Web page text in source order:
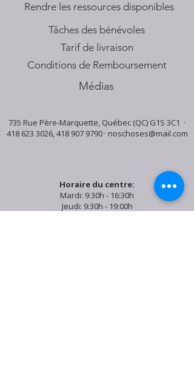
​Rendre les ressources disponibles
Tâches des bénévoles
Tarif de livraison
Conditions de Remboursement
Médias
735 Rue Père-Marquette, Québec (QC) G1S 3C1 ·
418 623 3026,418 907 9790· noschoses@mail.com
Horaire du centre:
Mardi: 9:30h - 16:30h
Jeudi: 9:30h - 19:00h